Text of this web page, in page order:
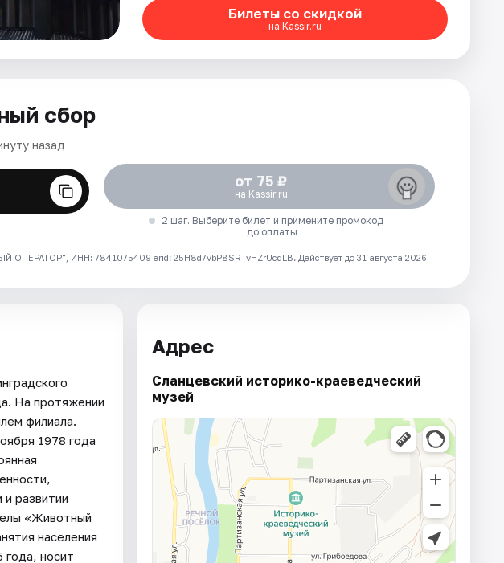
Билеты со скидкой
на Kassir.ru
сбор
назад
от 75 ₽
на Kassir.ru
2 шаг. Выберите билет и примените промокод
до оплаты
ИНН: 7841075409 erid: 25H8d7vbP8SRTvHZrUcdLB. Действует до 31 августа 2026
На протяжении
филиала.
1978 года
развитии
«Животный
населения
года, носит
Адрес
Сланцевский историко-краеведческий
музей